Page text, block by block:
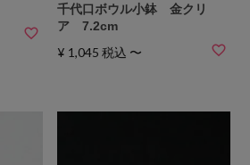
千代口ボウル小鉢 金クリ
ア 7.2cm
¥ 1,045 税込 〜